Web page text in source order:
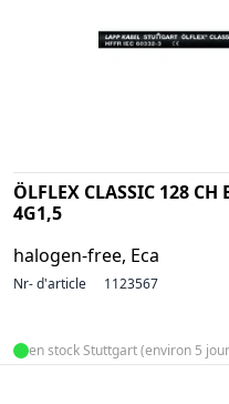
ÖLFLEX CLASSIC 128
4G1,5
halogen-free, Eca
Nr- d'article 1123567
en stock Stuttgart (environ 5